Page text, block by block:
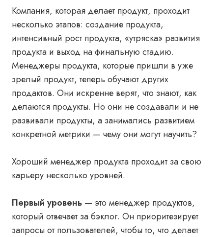
Компания, которая делает продукт, проходит
несколько этапов: создание продукта,
интенсивный рост продукта, «утряска» развития
продукта и выход на финальную стадию.
Менеджеры продукта, которые пришли в уже
зрелый продукт, теперь обучают других
продактов. Они искренне верят, что знают, как
делаются продукты. Но они не создавали и не
развивали продукты, а занимались развитием
конкретной метрики — чему они могут научить?
Хороший менеджер продукта проходит за свою
карьеру несколько уровней.
Первый уровень — это менеджер продуктов,
который отвечает за бэклог. Он приоритезирует
запросы от пользователей, чтобы то, что делает